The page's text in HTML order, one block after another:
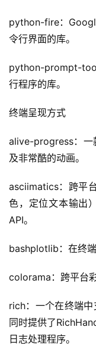
python-fire：
令行界面的库。
python-prompt-
行程序的库。
终端呈现方式
alive-progress：一
及非常酷的动画。
asciimatics：跨平
色，定位文本输出
API。
bashplotlib：在终端
colorama：跨平台
rich：一个在终端中
同时提供了
日志处理程序。